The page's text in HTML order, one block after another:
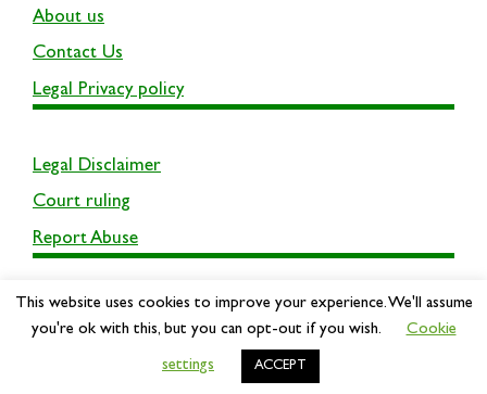
About us
Contact Us
Legal Privacy policy
Legal Disclaimer
Court ruling
Report Abuse
© 2026 UCBFamily • Built withGeneratePress
This website uses cookies to improve your experience. We'll assume
you're ok with this, but you can opt-out if you wish.
Cookie
settings ACCEPT